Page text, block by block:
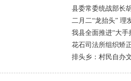
县委常委统战部长
二月二“龙抬头” 理
我县全面推进“大
花石司法所组织矫
排头乡：村民自办